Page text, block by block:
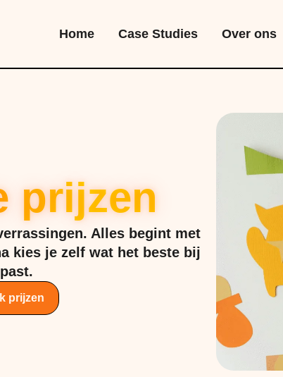
Home Case Studies Over ons
prijzen
Alles begint met
kies je zelf wat het beste bij
prijzen